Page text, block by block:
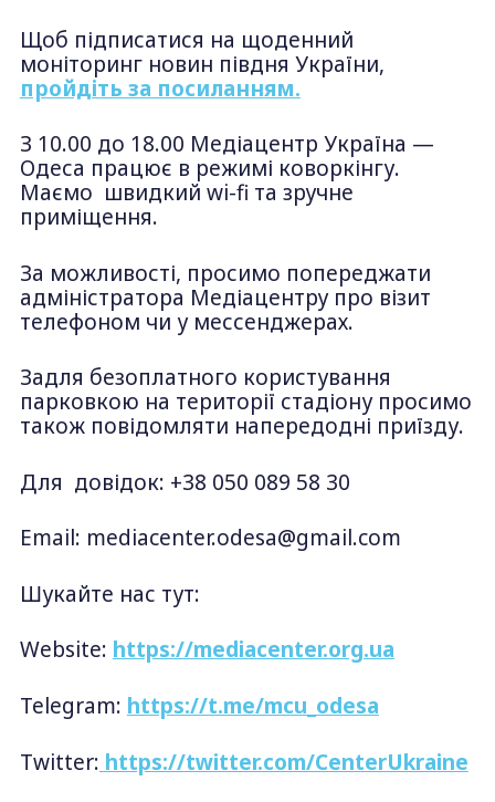
Щоб підписатися на щоденний
моніторинг новин півдня України,
пройдіть за посиланням.
З 10.00 до 18.00 Медіацентр Україна —
Одеса працює в режимі коворкінгу.
Маємо швидкий wi-fi та зручне
приміщення.
За можливості, просимо попереджати
адміністратора Медіацентру про візит
телефоном чи у мессенджерах.
Задля безоплатного користування
парковкою на території стадіону просимо
також повідомляти напередодні приїзду.
Для довідок: +38 050 089 58 30
Email: mediacenter.odesa@gmail.com
Шукайте нас тут:
Website: https://mediacenter.org.ua
Telegram: https://t.me/mcu_odesa
Twitter: https://twitter.com/CenterUkraine